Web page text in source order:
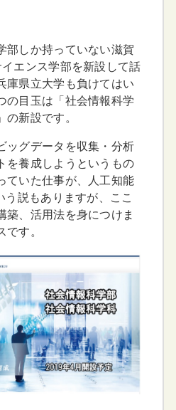
部しか持っていない滋賀
エンス学部を新設して話
庫県立大学も負けてはい
の目玉は「社会情報科学
新設です。
ッグデータを収集・分析
を養成しようというもの
ていた仕事が、人工知能
う説もありますが、ここ
築、活用法を身につけま
す。